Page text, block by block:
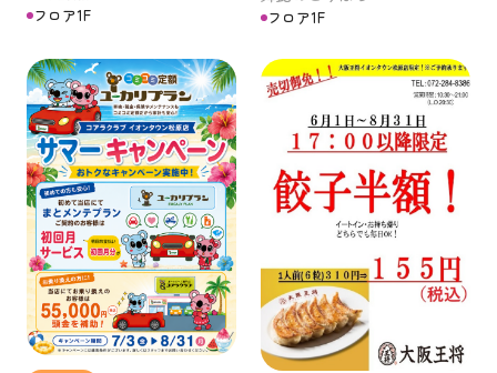
フロア1F フロア1F